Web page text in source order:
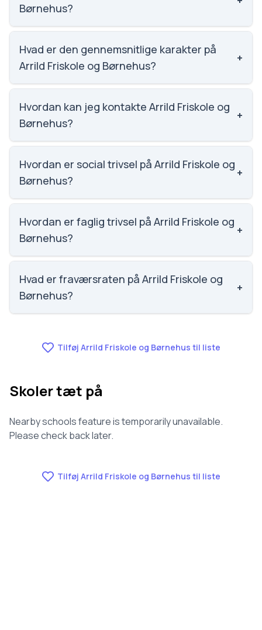
Børnehus?
Arrild Friskole og Børnehus har 46 elever, hvilket gør
den til nummer 2234 ud af 3143 skoler.
Hvad er den gennemsnitlige karakter på
Arrild Friskole og Børnehus?
+
Vi har ikke data om karaktergennemsnittet for Arrild
Friskole og Børnehus.
Hvordan kan jeg kontakte Arrild Friskole og
Børnehus?
+
Email: skolen@arrildfriskole.dk. Telefon: 7483 0103.
Adresse: Arrild Friskole og Børnehus Skærbækvej
16, 6520 Toftlund. Skoleleder: Marie Jensen Møller.
Hvordan er social trivsel på Arrild Friskole og
Børnehus?
+
Vi har ikke data om social trivsel for Arrild Friskole og
Børnehus.
Hvordan er faglig trivsel på Arrild Friskole og
Børnehus?
+
Vi har ikke data om faglig trivsel for Arrild Friskole og
Børnehus.
Hvad er fraværsraten på Arrild Friskole og
Børnehus?
+
Tilføj Arrild Friskole og Børnehus til liste
Skoler tæt på
Nearby schools feature is temporarily unavailable.
Please check back later.
Tilføj Arrild Friskole og Børnehus til liste